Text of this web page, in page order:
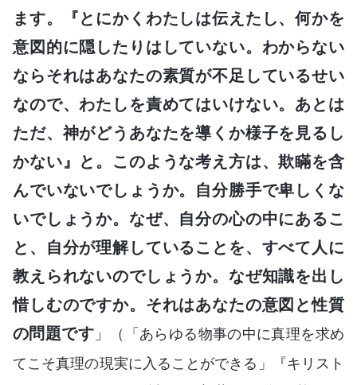
ます。『とにかくわたしは伝えたし、何かを
意図的に隠したりはしていない。わからない
ならそれはあなたの素質が不足しているせい
なので、わたしを責めてはいけない。あとは
ただ、神がどうあなたを導くか様子を見るし
かない』と。このような考え方は、欺瞞を含
んでいないでしょうか。自分勝手で卑しくな
いでしょうか。なぜ、自分の心の中にあるこ
と、自分が理解していることを、すべて人に
教えられないのでしょうか。なぜ知識を出し
惜しむのですか。それはあなたの意図と性質
の問題です」
（「あらゆる物事の中に真理を求め
てこそ真理の現実に入ることができる」『キリスト